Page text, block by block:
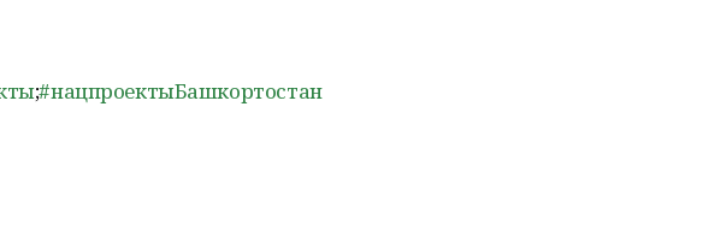
;#нацпроектыБашкортостан